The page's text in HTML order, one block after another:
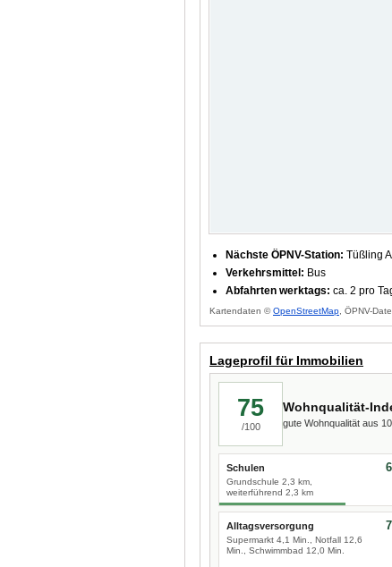
Nächste ÖPNV-Station: Tüßling
Verkehrsmittel: Bus
Abfahrten werktags: ca. 2 pro
Kartendaten ©OpenStreetMap , ÖPNV-
Lageprofil für Immobilien
75
/100
Wohnqualität-
gute Wohnqualität aus
Schulen
Grundschule 2,3 km,
weiterführend 2,3 km
Alltagsversorgung
Supermarkt 4,1 Min., Notfall 12,6
Min., Schwimmbad 12,0 Min.